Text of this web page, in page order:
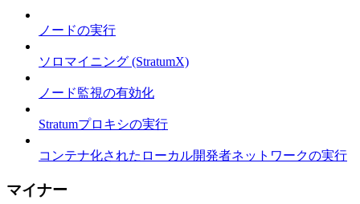
ノードの実行
ソロマイニング (StratumX)
ノード監視の有効化
Stratumプロキシの実行
コンテナ化されたローカル開発者ネットワークの実行
マイナー